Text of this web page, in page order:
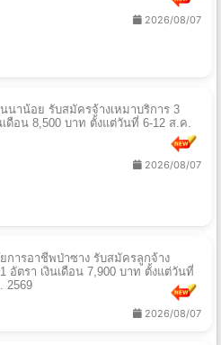
2026/08/07
นนาน้อย รับสมัครจ้างเหมาบริการ 3
เดือน 8,500 บาท ตั้งแต่วันที่ 6-12 ส.ค.
2026/08/07
การอาชีพป่าซาง รับสมัครลูกจ้าง
อัตรา เงินเดือน 7,900 บาท ตั้งแต่วันที่
2569
2026/08/07